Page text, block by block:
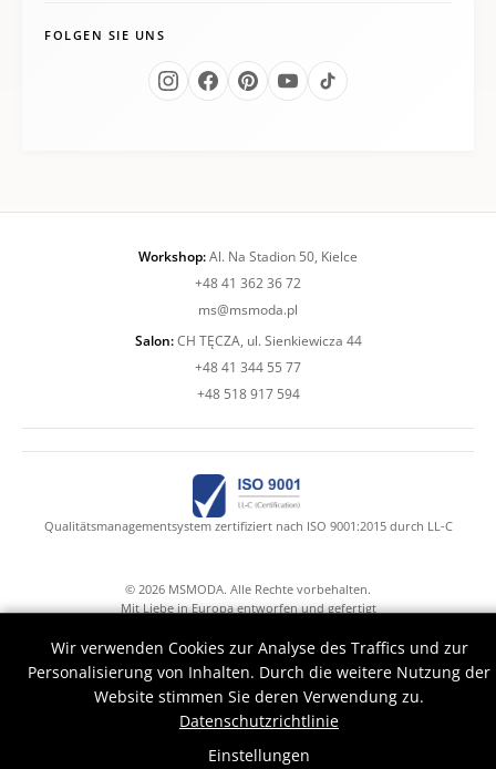
FOLGEN SIE UNS
Workshop:Al. Na Stadion 50, Kielce
+48 41 362 36 72
ms@msmoda.pl
Salon:CH TĘCZA, ul. Sienkiewicza 44
+48 41 344 55 77
+48 518 917 594
Qualitätsmanagementsystem zertifiziert nach ISO 9001:2015 durch LL-C
© 2026 MSMODA. Alle Rechte vorbehalten.
Mit Liebe in Europa entworfen und gefertigt
Wir verwenden Cookies zur Analyse des Traffics und zur
Personalisierung von Inhalten. Durch die weitere Nutzung der
Website stimmen Sie deren Verwendung zu.
Datenschutzrichtlinie
Einstellungen